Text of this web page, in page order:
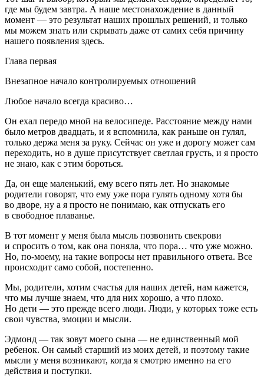
где мы будем завтра. А наше местонахождение в данный
момент — это результат наших прошлых решений, и только
мы можем знать или скрывать даже от самих себя причину
нашего появления здесь.
Глава первая
Внезапное начало контролируемых отношений
Любое начало всегда красиво…
Он ехал передо мной на велосипеде. Расстояние между нами
было метров двадцать, и я вспомнила, как раньше он гулял,
только держа меня за руку. Сейчас он уже и дорогу может сам
переходить, но в душе присутствует светлая грусть, и я просто
не знаю, как с этим бороться.
Да, он еще маленький, ему всего пять лет. Но знакомые
родители говорят, что ему уже пора гулять одному хотя бы
во дворе, ну а я просто не понимаю, как отпускать его
в свободное плаванье.
В тот момент у меня была мысль позвонить свекрови
и спросить о том, как она поняла, что пора… что уже можно.
Но, по-моему, на такие вопросы нет правильного ответа. Все
происходит само собой, постепенно.
Мы, родители, хотим счастья для наших детей, нам кажется,
что мы лучше знаем, что для них хорошо, а что плохо.
Но дети — это прежде всего люди. Люди, у которых тоже есть
свои чувства, эмоции и мысли.
Эдмонд — так зовут моего сына — не единственный мой
ребенок. Он самый старший из моих детей, и поэтому такие
мысли у меня возникают, когда я смотрю именно на его
действия и поступки.